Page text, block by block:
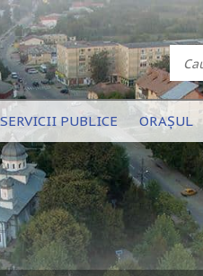
SERVICII PUBLICE ORAȘUL